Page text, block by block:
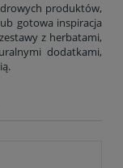
produktów,
gotowa inspiracja
z herbatami,
dodatkami,